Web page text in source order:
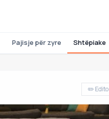
Pajisje për zyre Shtëpiake
✏️ Edito